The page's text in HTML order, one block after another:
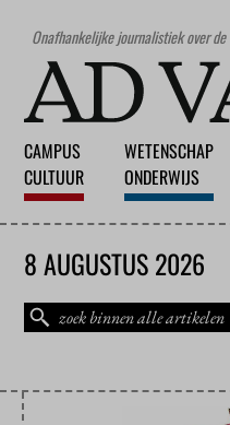
Onafhankelijke journalistiek over
CAMPUS
CULTUUR
WETENSCHAP
ONDERWIJS
8 AUGUSTUS 2026